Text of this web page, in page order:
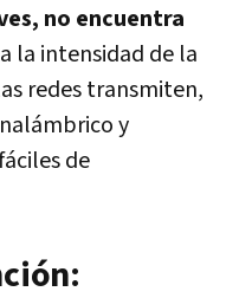
no encuentra
la intensidad de la
redes transmiten,
y
de